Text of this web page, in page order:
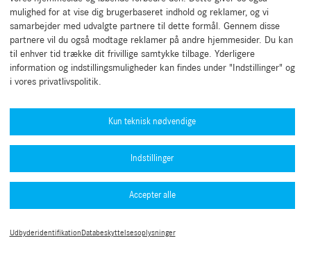
mulighed for at vise dig brugerbaseret indhold og reklamer, og vi
samarbejder med udvalgte partnere til dette formål. Gennem disse
partnere vil du også modtage reklamer på andre hjemmesider. Du kan
til enhver tid trække dit frivillige samtykke tilbage. Yderligere
information og indstillingsmuligheder kan findes under "Indstillinger" og
i vores privatlivspolitik.
Kun teknisk nødvendige
Indstillinger
Accepter alle
UdbyderidentifikationDatabeskyttelsesoplysninger
Har du brug for hjælp?
Mercedes-Benz Global Training
Nyhed
Databeskyttelsespolitik B2B Connect
Aftalevilkår